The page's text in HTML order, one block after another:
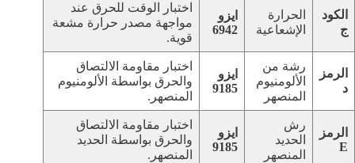
الكود
ج
الحرارة
الإشعاعية
ايزو
6942
اختبار الوقت للحرق عند
مواجهة مصدر حرارة مشعة
قوية.
الرمز
د
رشة من
الألومنيوم
المنصهر
ايزو
9185
اختبار مقاومة الالتصاق
والحرق بواسطة الألومنيوم
المنصهر.
الرمز
E
رش
الحديد
المنصهر
ايزو
9185
اختبار مقاومة الالتصاق
والحرق بواسطة الحديد
المنصهر.